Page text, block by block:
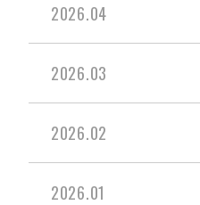
2026.04
2026.03
2026.02
2026.01